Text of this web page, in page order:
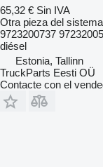
65,32 € Sin IVA
Otra pieza del
9723200737
diésel
Estonia, Tallinn
TruckParts Eesti OÜ
Contacte con el